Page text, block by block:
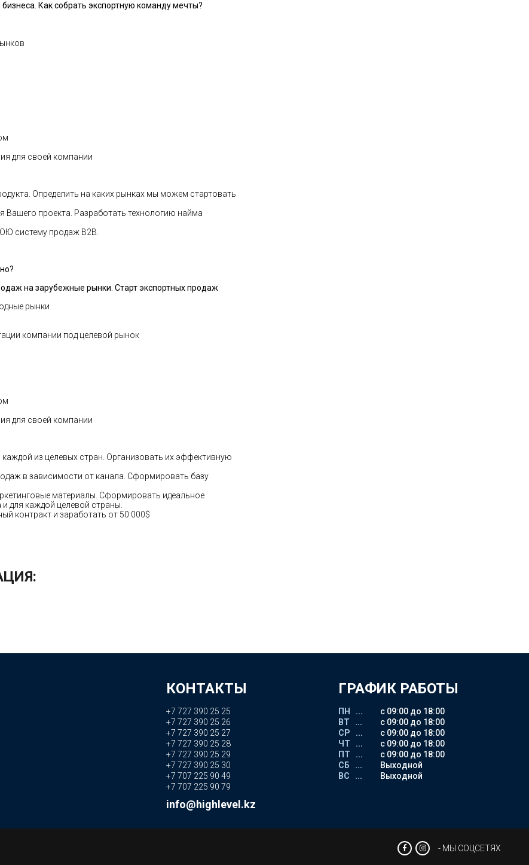
Как собрать экспортную команду мечты?
для своей компании
Определить на каких рынках мы можем стартовать
проекта. Разработать технологию найма
систему продаж В2В.
на зарубежные рынки. Старт экспортных продаж
рынки
компании под целевой рынок
для своей компании
из целевых стран. Организовать их эффективную
в зависимости от канала. Сформировать базу
материалы. Сформировать идеальное
для каждой целевой страны.
контракт и заработать от 50 000$
КОНТАКТЫ
+7 727 390 25 25
+7 727 390 25 26
+7 727 390 25 27
+7 727 390 25 28
+7 727 390 25 29
+7 727 390 25 30
+7 707 225 90 49
+7 707 225 90 79
info@highlevel.kz
ГРАФИК РАБОТЫ
ПН ...
с 09:00 до 18:00
ВТ ...
с 09:00 до 18:00
СР ...
с 09:00 до 18:00
ЧТ ...
с 09:00 до 18:00
ПТ ...
с 09:00 до 18:00
СБ ...
Выходной
ВС ...
Выходной
- МЫ СОЦСЕТЯХ